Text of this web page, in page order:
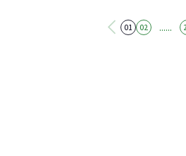
盼解決國內缺電現象衣索比亞政
01 02 ......